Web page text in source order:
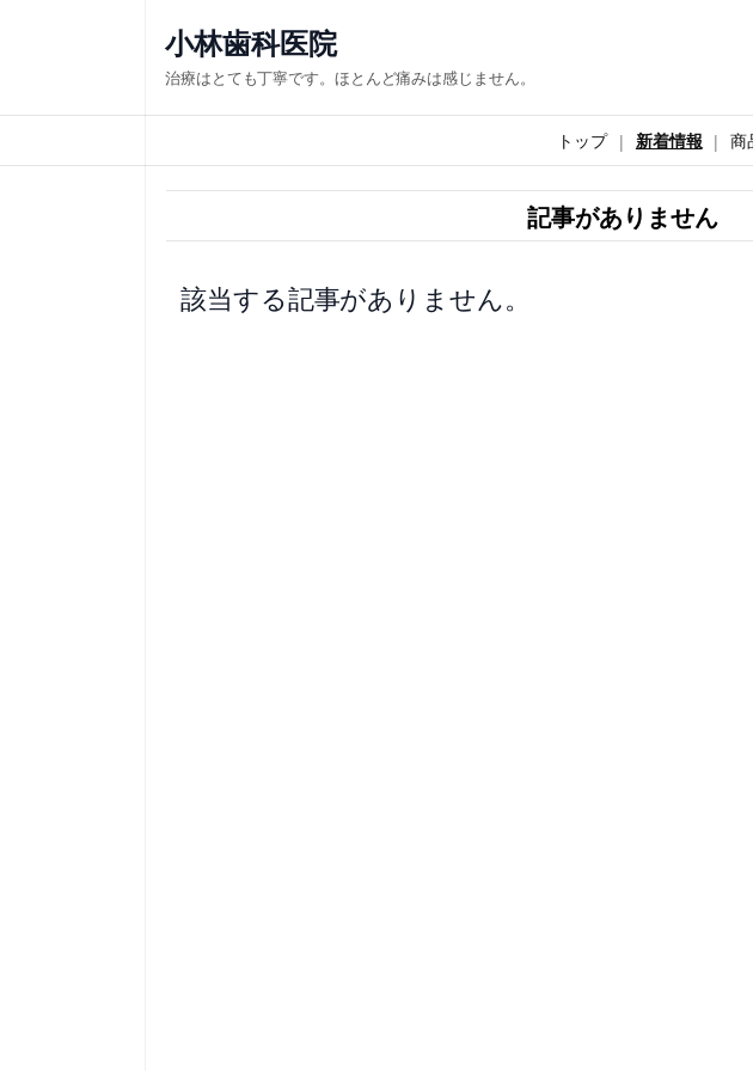
ス
キ
小林歯科医院
治療はとても丁寧です。ほとんど痛みは感じません。
トップ 新着情報 商
記事がありません
該当する記事がありません。